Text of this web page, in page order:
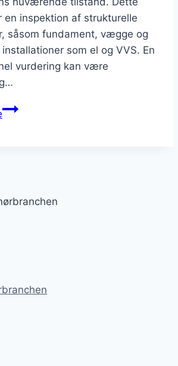
en inspektion af strukturelle
såsom fundament, vægge og
som el og VVS. En
vurdering kan være
Renovering
det